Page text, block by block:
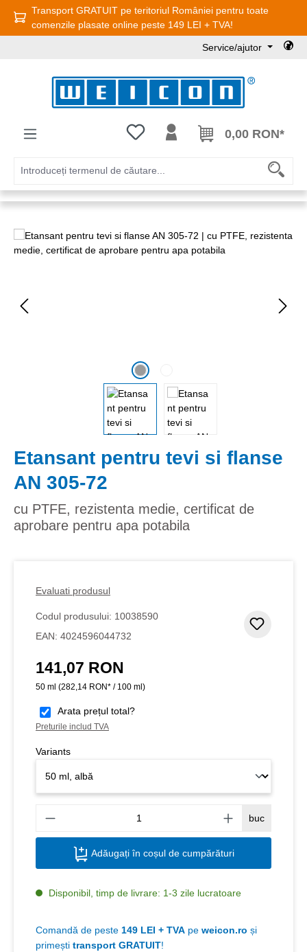
Sari la conținutul principal
Transport GRATUIT pe teritoriul României pentru toate
comenzile plasate online peste 149 LEI + TVA!
Service/ajutor
Aveți 0 articole din lista de dorințe
0,00 RON*
Sari peste galeria de imagini
Etansant pentru tevi si flanse
AN 305-72
cu PTFE, rezistenta medie, certificat de
aprobare pentru apa potabila
Evaluati produsul
Codul produsului: 10038590
EAN: 4024596044732
Preț obișnuit:
141,07 RON
50 ml (282,14 RON* / 100 ml)
Arata prețul total?
Preturile includ TVA
Variants
buc
Adăugați în coșul de cumpărături
Disponibil, timp de livrare: 1-3 zile lucratoare
Comandă de peste 149 LEI + TVA pe weicon.ro și
primești transport GRATUIT!